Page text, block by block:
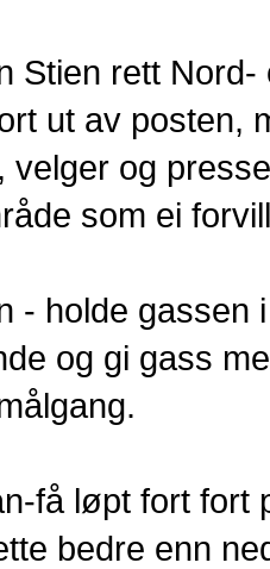
Stien rett
ut av posten,
velger og
som ei
- holde gassen
og gi gass
få løpt fort fort
bedre enn